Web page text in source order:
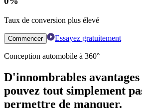
Taux de conversion plus élevé
Commencer Essayez gratuitement
Conception automobile à 360°
D'innombrables avantages
pouvez tout simplement
permettre de manquer.